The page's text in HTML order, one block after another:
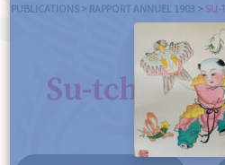
PUBLICATIONS > RAPPORT ANNUEL 1903 > SU-
Su-tchuen